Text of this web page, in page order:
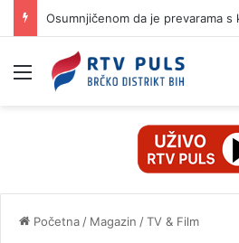
Izbornik
Početna / Magazin /TV & Film